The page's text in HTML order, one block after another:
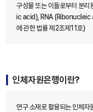
구성물 또는 이들로부터 분
ic acid), RNA (Ribonucleic
에 관한 법률 제2조제11호)
인체자원은행이란?
연구 소재로 활용되는 인체자